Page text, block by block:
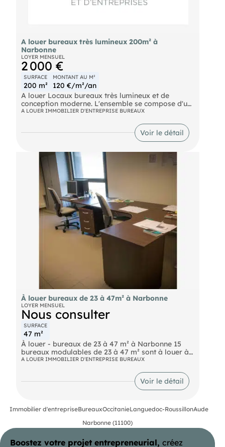
A louer bureaux très lumineux 200m² à
Narbonne
LOYER MENSUEL
2 000 €
SURFACE
200 m²
MONTANT AU M²
120 €/m²/an
A louer Locaux bureaux très lumineux et de
conception moderne. L'ensemble se compose d'un
plateau de 100 M2 en rdc et 100 M2 en mezzanine.
Parking attenant, livré brut gaines et fluides en
attente. Loyer mensuel : 2.000€
A LOUER IMMOBILIER D'ENTREPRISE BUREAUX
Voir le détail
À louer bureaux de 23 à 47m² à Narbonne
LOYER MENSUEL
Nous consulter
SURFACE
47 m²
À louer - bureaux de 23 à 47 m² à Narbonne 15
bureaux modulables de 23 à 47 m² sont à louer à
Narbonne, dans le Sud de la France en région
trouvent au sein de l'hôtel d'entreprises Innovéum
destiné à l'accueil des entreprises innovantes des
secteurs de l'environnement, de la Vigne, du Vin et
et de développement. 12 consultants spécialisés
vous accompagner et vous conseiller dans votre
A LOUER IMMOBILIER D'ENTREPRISE BUREAUX
Voir le détail
Immobilier d'entrepriseBureauxOccitanieLanguedoc-RoussillonAude
Narbonne (11100)
Boostez votre projet entrepreneurial, créez